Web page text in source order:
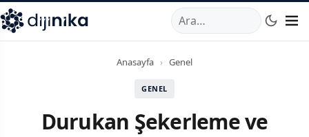
,Marmara Mahallesi,Beylikdüzü34520TRTelefon:0850
Anasayfa › Genel
GENEL
Durukan Şekerleme ve